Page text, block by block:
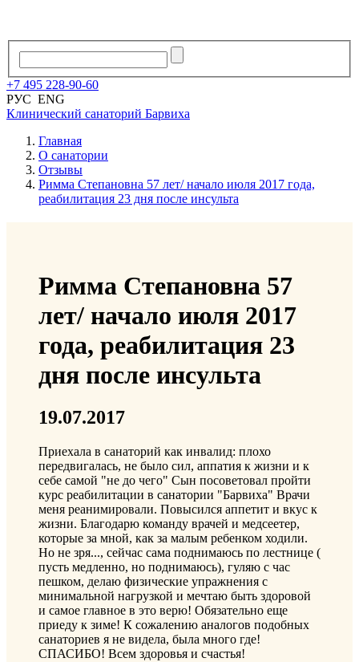
+7 495 228-90-60
РУС ENG
Клинический санаторий Барвиха
Главная
О санатории
Отзывы
Римма Степановна 57 лет/ начало июля 2017 года,
реабилитация 23 дня после инсульта
Римма Степановна 57
лет/ начало июля 2017
года, реабилитация 23
дня после инсульта
19.07.2017
Приехала в санаторий как инвалид: плохо
передвигалась, не было сил, аппатия к жизни и к
себе самой "не до чего" Сын посоветовал пройти
курс реабилитации в санатории "Барвиха" Врачи
меня реанимировали. Повысился аппетит и вкус к
жизни. Благодарю команду врачей и медсеетер,
которые за мной, как за малым ребенком ходили.
Но не зря..., сейчас сама поднимаюсь по лестнице (
пусть медленно, но поднимаюсь), гуляю с час
пешком, делаю физические упражнения с
минимальной нагрузкой и мечтаю быть здоровой
и самое главное в это верю! Обязательно еще
приеду к зиме! К сожалению аналогов подобных
санаториев я не видела, была много где!
СПАСИБО! Всем здоровья и счастья!